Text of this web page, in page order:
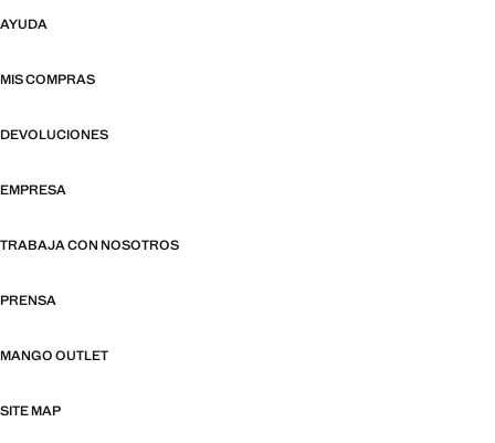
AYUDA
MIS COMPRAS
DEVOLUCIONES
EMPRESA
TRABAJA CON NOSOTROS
PRENSA
MANGO OUTLET
SITE MAP